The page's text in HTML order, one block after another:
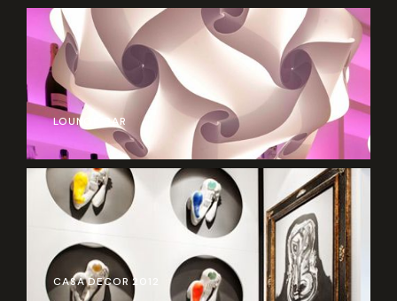
LOUNGE BAR
CASA DECOR 2012